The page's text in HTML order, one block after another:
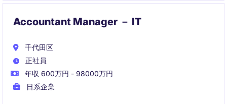
Accountant Manager － IT
千代田区
正社員
年収 600万円 - 98000万円
日系企業